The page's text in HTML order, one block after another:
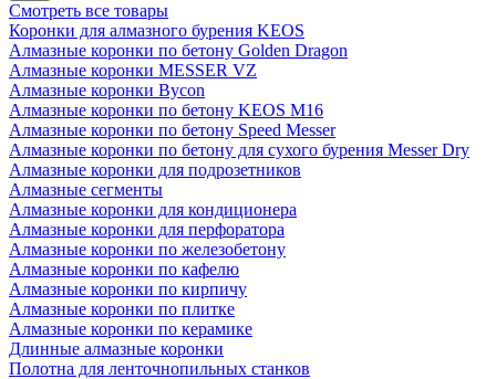
Смотреть все товары
Коронки для алмазного бурения KEOS
Алмазные коронки по бетону Golden Dragon
Алмазные коронки MESSER VZ
Алмазные коронки Bycon
Алмазные коронки по бетону KEOS M16
Алмазные коронки по бетону Speed Messer
Алмазные коронки по бетону для сухого бурения Messer Dry
Алмазные коронки для подрозетников
Алмазные сегменты
Алмазные коронки для кондиционера
Алмазные коронки для перфоратора
Алмазные коронки по железобетону
Алмазные коронки по кафелю
Алмазные коронки по кирпичу
Алмазные коронки по плитке
Алмазные коронки по керамике
Длинные алмазные коронки
Полотна для ленточнопильных станков